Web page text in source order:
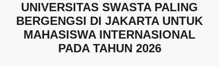
UNIVERSITAS SWASTA PALING
BERGENGSI DI JAKARTA UNTUK
MAHASISWA INTERNASIONAL
PADA TAHUN 2026